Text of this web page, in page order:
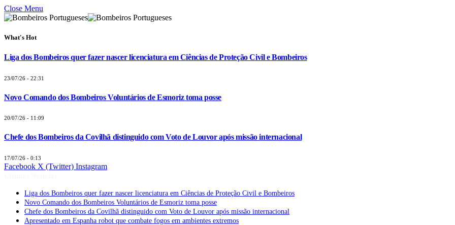
Close Menu
What's Hot
Liga dos Bombeiros quer fazer nascer licenciatura em Ciências de Proteção Civil e Bombeiros
23/07/26 - 22:31
Novo Comando dos Bombeiros Voluntários de Esmoriz toma posse
20/07/26 - 11:09
Chefe dos Bombeiros da Covilhã distinguido com Voto de Louvor após missão internacional
17/07/26 - 0:13
Facebook X (Twitter) Instagram
Liga dos Bombeiros quer fazer nascer licenciatura em Ciências de Proteção Civil e Bombeiros
Novo Comando dos Bombeiros Voluntários de Esmoriz toma posse
Chefe dos Bombeiros da Covilhã distinguido com Voto de Louvor após missão internacional
Apresentado em Espanha robot que combate fogos em ambientes extremos